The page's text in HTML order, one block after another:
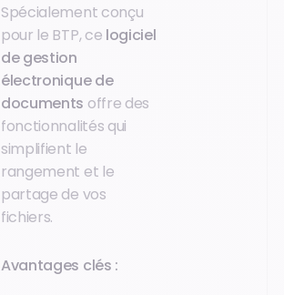
Spécialement conçu
pour le BTP, ce logiciel
de gestion
électronique de
documents offre des
fonctionnalités qui
simplifient le
rangement et le
partage de vos
fichiers.
Avantages clés :